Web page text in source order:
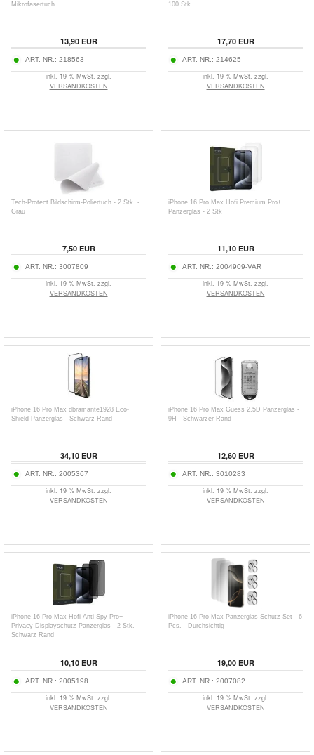
Mikrofasertuch
13,90EUR
ART. NR.: 218563
inkl. 19 % MwSt. zzgl.
VERSANDKOSTEN
100 Stk.
17,70EUR
ART. NR.: 214625
inkl. 19 % MwSt. zzgl.
VERSANDKOSTEN
Tech-Protect Bildschirm-Poliertuch - 2 Stk. -
Grau
7,50EUR
ART. NR.: 3007809
inkl. 19 % MwSt. zzgl.
VERSANDKOSTEN
iPhone 16 Pro Max Hofi Premium Pro+
Panzerglas - 2 Stk
11,10EUR
ART. NR.: 2004909-VAR
inkl. 19 % MwSt. zzgl.
VERSANDKOSTEN
iPhone 16 Pro Max dbramante1928 Eco-
Shield Panzerglas - Schwarz Rand
34,10EUR
ART. NR.: 2005367
inkl. 19 % MwSt. zzgl.
VERSANDKOSTEN
iPhone 16 Pro Max Guess 2.5D Panzerglas -
9H - Schwarzer Rand
12,60EUR
ART. NR.: 3010283
inkl. 19 % MwSt. zzgl.
VERSANDKOSTEN
iPhone 16 Pro Max Hofi Anti Spy Pro+
Privacy Displayschutz Panzerglas - 2 Stk. -
Schwarz Rand
10,10EUR
ART. NR.: 2005198
inkl. 19 % MwSt. zzgl.
VERSANDKOSTEN
iPhone 16 Pro Max Panzerglas Schutz-Set - 6
Pcs. - Durchsichtig
19,00EUR
ART. NR.: 2007082
inkl. 19 % MwSt. zzgl.
VERSANDKOSTEN